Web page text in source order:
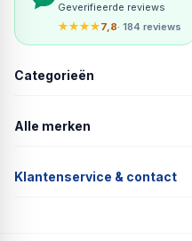
Geverifieerde reviews
★★★★7,8· 184 reviews
Categorieën
Alle merken
Klantenservice & contact